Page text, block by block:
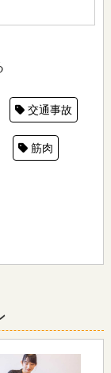
交通事故
筋肉